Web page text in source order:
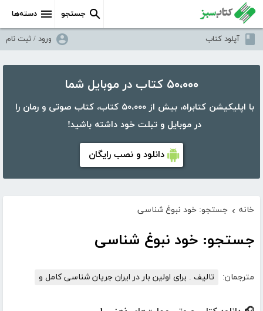
دسته‌ها جستجو
آپلود کتاب ورود / ثبت نام
۵۰،۰۰۰ کتاب در موبایل شما
با اپلیکیشن کتابراه، بیش از ۵۰،۰۰۰ کتاب، کتاب صوتی و رمان را
در موبایل و تبلت خود داشته باشید!
دانلود و نصب رایگان
خانه › جستجو: خود نبوغ شناسی
جستجو: خود نبوغ شناسی
مترجمان: تالیف . برای اولین بار در ایران جریان شناسی کامل و